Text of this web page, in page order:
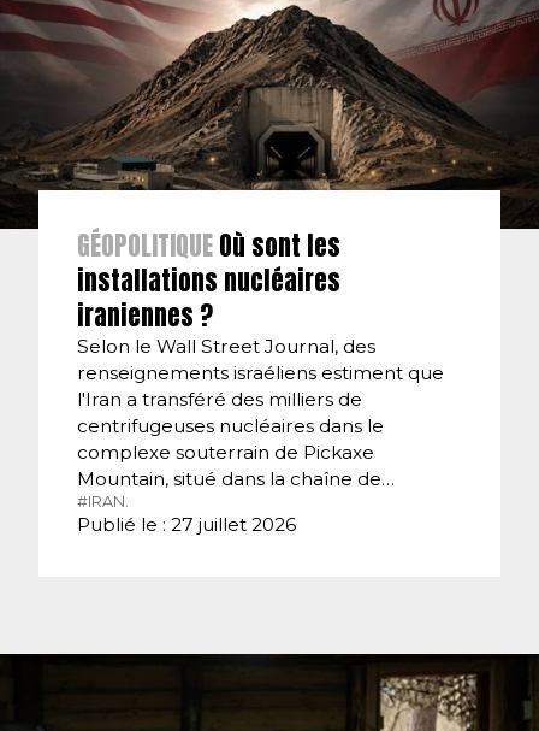
GÉOPOLITIQUEOù sont les
installations nucléaires
iraniennes ?
Selon le Wall Street Journal, des
renseignements israéliens estiment que
l'Iran a transféré des milliers de
centrifugeuses nucléaires dans le
complexe souterrain de Pickaxe
Mountain, situé dans la chaîne de…
#IRAN.
Publié le : 27 juillet 2026